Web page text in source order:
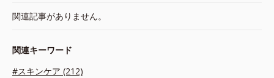
関連記事がありません。
関連キーワード
#スキンケア (212)